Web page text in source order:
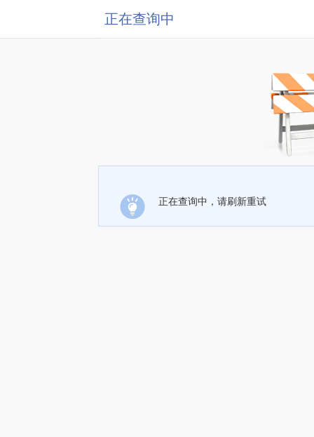
正在查询中
正在查询中，请刷新重试